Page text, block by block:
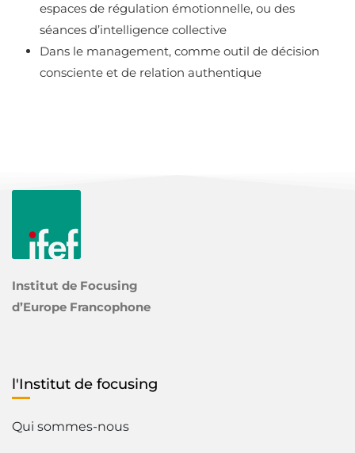
espaces de régulation émotionnelle, ou des
séances d’intelligence collective
Dans le management, comme outil de décision
consciente et de relation authentique
Institut de Focusing
d’Europe Francophone
l'Institut de focusing
Qui sommes-nous